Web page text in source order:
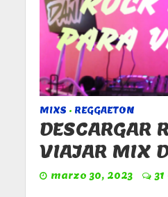
MIXS • REGGAETON
DESCARGAR
VIAJAR MIX
marzo 30, 2023